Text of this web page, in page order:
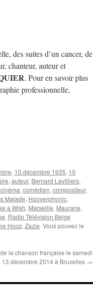
des suites d’un cancer, de
chanteur, auteur et
. Pour en savoir plus
professionnelle,
, 10 décembre 1935, 10
, auteur, Bernard Lavilliers,
cinéma, comédien, compositeur,
Malade, Hooverphonic,
a Wish, Marseille, Maurane,
, Radio Télévision Belge
Hocq, Zazie. Vous pouvez le
la chanson française le samedi
13 décembre 2014 à Bruxelles →